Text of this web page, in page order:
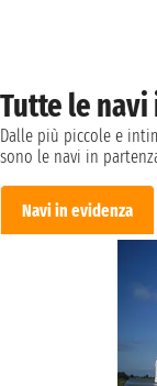
Tutte le
Dalle più piccole e
sono le navi in
Navi in evidenza